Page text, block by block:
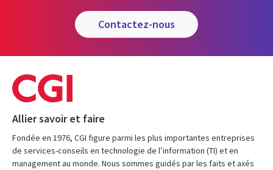
contactez-nous
Allier savoir et faire
Fondée en 1976, CGI figure parmi les plus importantes entreprises
de services-conseils en technologie de l’information (TI) et en
management au monde. Nous sommes guidés par les faits et axés